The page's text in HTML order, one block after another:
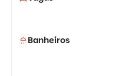
shower Banheiros